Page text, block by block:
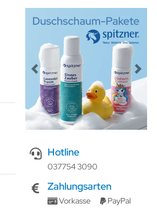
Previous Next
Hotline
037754 3090
Zahlungsarten
Vorkasse
PayPal